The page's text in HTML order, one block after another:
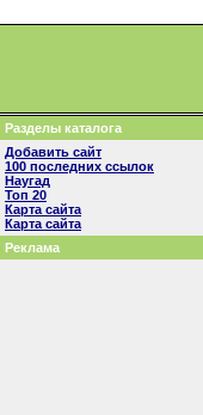
Разделы каталога
Добавить сайт
100 последних ссылок
Наугад
Топ 20
Карта сайта
Карта сайта
Реклама